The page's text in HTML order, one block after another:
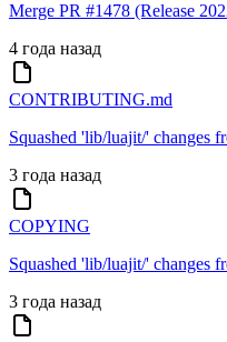
Merge PR #1478 (Release
4 года назад
CONTRIBUTING.md
Squashed 'lib/luajit/' changes
3 года назад
COPYING
Squashed 'lib/luajit/' changes
3 года назад